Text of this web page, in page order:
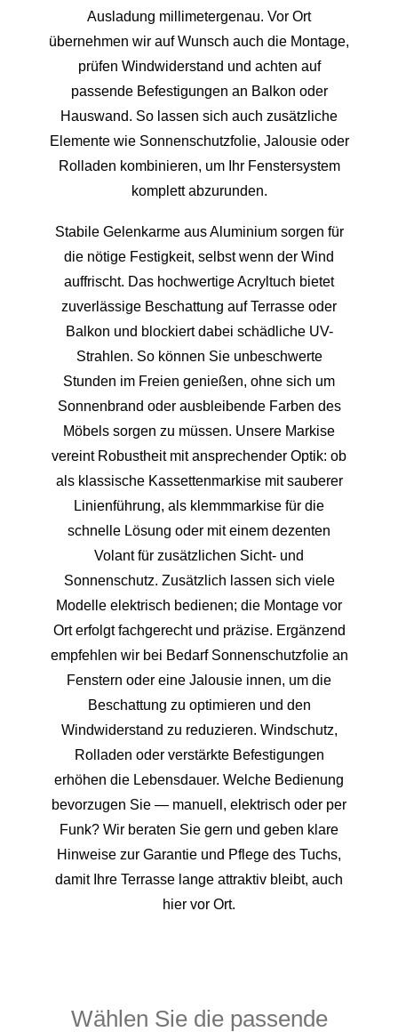
Ausladung millimetergenau. Vor Ort
übernehmen wir auf Wunsch auch die Montage,
prüfen Windwiderstand und achten auf
passende Befestigungen an Balkon oder
Hauswand. So lassen sich auch zusätzliche
Elemente wie Sonnenschutzfolie, Jalousie oder
Rolladen kombinieren, um Ihr Fenstersystem
komplett abzurunden.
Stabile Gelenkarme aus Aluminium sorgen für
die nötige Festigkeit, selbst wenn der Wind
auffrischt. Das hochwertige Acryltuch bietet
zuverlässige Beschattung auf Terrasse oder
Balkon und blockiert dabei schädliche UV-
Strahlen. So können Sie unbeschwerte
Stunden im Freien genießen, ohne sich um
Sonnenbrand oder ausbleibende Farben des
Möbels sorgen zu müssen. Unsere Markise
vereint Robustheit mit ansprechender Optik: ob
als klassische Kassettenmarkise mit sauberer
Linienführung, als klemmmarkise für die
schnelle Lösung oder mit einem dezenten
Volant für zusätzlichen Sicht- und
Sonnenschutz. Zusätzlich lassen sich viele
Modelle elektrisch bedienen; die Montage vor
Ort erfolgt fachgerecht und präzise. Ergänzend
empfehlen wir bei Bedarf Sonnenschutzfolie an
Fenstern oder eine Jalousie innen, um die
Beschattung zu optimieren und den
Windwiderstand zu reduzieren. Windschutz,
Rolladen oder verstärkte Befestigungen
erhöhen die Lebensdauer. Welche Bedienung
bevorzugen Sie — manuell, elektrisch oder per
Funk? Wir beraten Sie gern und geben klare
Hinweise zur Garantie und Pflege des Tuchs,
damit Ihre Terrasse lange attraktiv bleibt, auch
hier vor Ort.
Wählen Sie die passende